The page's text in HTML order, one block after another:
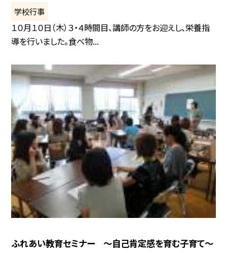
学校行事
１０月１０日（木）３・４時間目、講師の方をお迎えし、栄養指
導を行いました。食べ物...
ふれあい教育セミナー 〜自己肯定感を育む子育て〜